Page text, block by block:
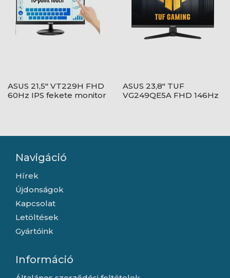
ASUS 21,5" VT229H FHD
60Hz IPS fekete monitor
ASUS 23,8" TUF
VG249QE5A FHD 146Hz
Navigáció
Hírek
Újdonságok
Kapcsolat
Letöltések
Gyártóink
Információ